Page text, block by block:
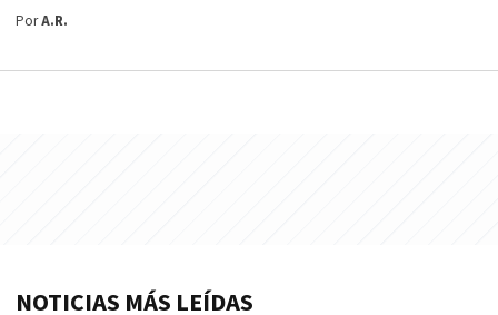
PorA.R.
NOTICIAS MÁS LEÍDAS